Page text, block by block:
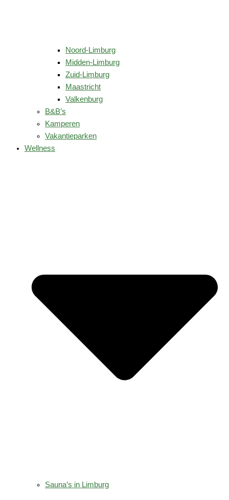
Noord-Limburg
Midden-Limburg
Zuid-Limburg
Maastricht
Valkenburg
B&B’s
Kamperen
Vakantieparken
Wellness
Sauna’s in Limburg